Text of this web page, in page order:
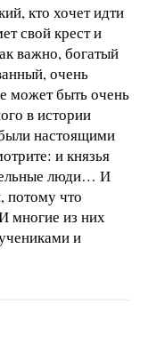
кто хочет идти
свой крест и
важно, богатый
очень
может быть очень
в истории
настоящими
и князья
люди… И
потому что
многие из них
и